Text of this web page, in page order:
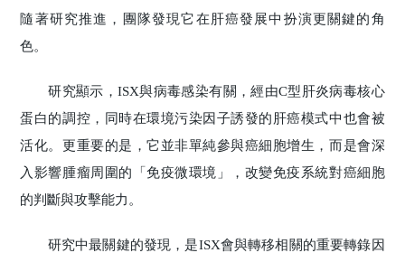
隨著研究推進，團隊發現它在肝癌發展中扮演更關鍵的角
色。
研究顯示，ISX與病毒感染有關，經由C型肝炎病毒核心
蛋白的調控，同時在環境污染因子誘發的肝癌模式中也會被
活化。更重要的是，它並非單純參與癌細胞增生，而是會深
入影響腫瘤周圍的「免疫微環境」，改變免疫系統對癌細胞
的判斷與攻擊能力。
研究中最關鍵的發現，是ISX會與轉移相關的重要轉錄因